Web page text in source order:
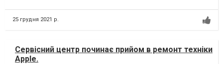
25 грудня 2021 р.
Сервісний центр починає прийом в ремонт техніки
Apple.